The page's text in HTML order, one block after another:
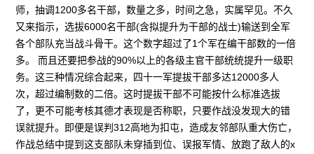
师，抽调1200多名干部，数量之多，时间之急，实属罕见。不久
又来指示，选拔6000名干部(含拟提升为干部的战士)输送到全军
各个部队充当战斗骨干。这个数字超过了1个军在编干部数的一倍
多。 而且还要把参战的90%以上的各级主官干部统统提升一级职
务。这三种情况综合起来，四十一军提拔干部多达12000多人
次，超过编制数的二倍。这时提拔干部不可能按什么标准选拔
了，更不可能考核其德才表现是否称职，只要作战没发现大的错
误就提升。即便是误判312高地为扣屯，造成友邻部队重大伤亡，
作战总结中提到这支部队未穿插到位、误报军情、放跑了敌人的x